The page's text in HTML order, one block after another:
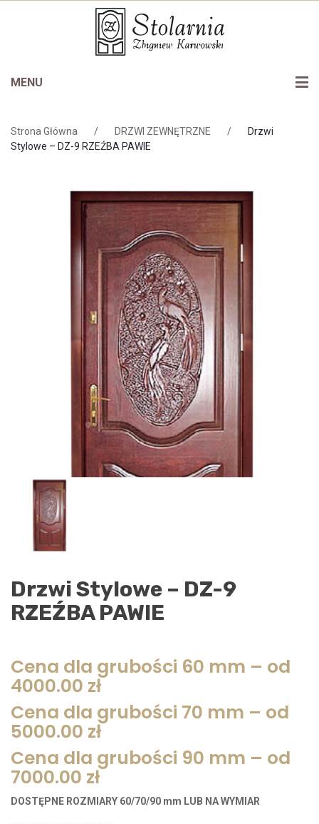
MENU
Drzwi wewnętrzne
Bramy garażowe
Stolarnia
Galeria
Do pobrania
Kontakt
Strona Główna / DRZWI ZEWNĘTRZNE /
Drzwi
Stylowe – DZ-9 RZEŹBA PAWIE
Drzwi Stylowe – DZ-9
RZEŹBA PAWIE
Cena dla grubości 60 mm – od
4000.00 zł
Cena dla grubości 70 mm – od
5000.00 zł
Cena dla grubości 90 mm – od
7000.00 zł
DOSTĘPNE ROZMIARY 60/70/90 mm LUB NA WYMIAR